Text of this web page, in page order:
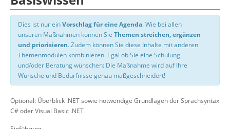
Dies ist nur einVorschlag für eine Agenda. Wie bei allen
unseren Maßnahmen können Sie Themen streichen, ergänzen
und priorisieren. Zudem können Sie diese Inhalte mit anderen
Themenmodulen kombinieren. Egal ob Sie eine Schulung
und/oder Beratung wünschen: Die Maßnahme wird auf Ihre
Wünsche und Bedürfnisse genau maßgeschneidert!
Optional: Überblick .NET sowie notwendige Grundlagen der Sprachsyntax
C# oder Visual Basic .NET